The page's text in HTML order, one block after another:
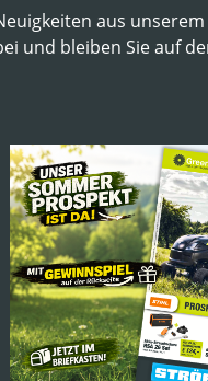
aus
und bleiben Sie auf